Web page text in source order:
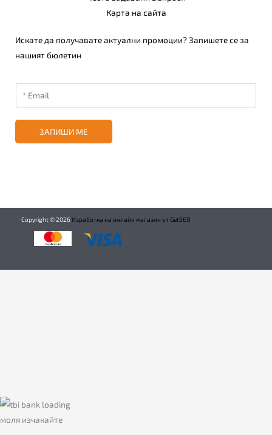
Карта на сайта
Искате да получавате актуални промоции? Запишете се за
нашият бюлетин
ЗАПИШИ МЕ
Copyright ©2026 Изработка на онлайн магазин от GetSEO
моля изчакайте